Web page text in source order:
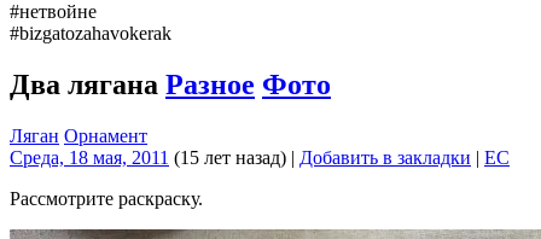
#нетвойне
#bizgatozahavokerak
Два лягана Разное Фото
Ляган Орнамент
Среда, 18 мая, 2011 (15 лет назад) | Добавить в закладки | EC
Рассмотрите раскраску.